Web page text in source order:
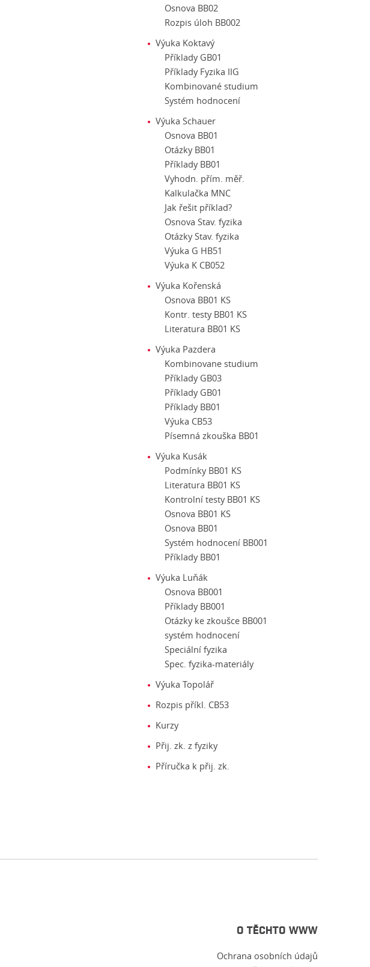
Osnova BB02
Rozpis úloh BB002
Výuka Koktavý
Příklady GB01
Příklady Fyzika IIG
Kombinované studium
Systém hodnocení
Výuka Schauer
Osnova BB01
Otázky BB01
Příklady BB01
Vyhodn. přím. měř.
Kalkulačka MNC
Jak řešit příklad?
Osnova Stav. fyzika
Otázky Stav. fyzika
Výuka G HB51
Výuka K CB052
Výuka Kořenská
Osnova BB01 KS
Kontr. testy BB01 KS
Literatura BB01 KS
Výuka Pazdera
Kombinovane studium
Příklady GB03
Příklady GB01
Příklady BB01
Výuka CB53
Písemná zkouška BB01
Výuka Kusák
Podmínky BB01 KS
Literatura BB01 KS
Kontrolní testy BB01 KS
Osnova BB01 KS
Osnova BB01
Systém hodnocení BB001
Příklady BB01
Výuka Luňák
Osnova BB001
Příklady BB001
Otázky ke zkoušce BB001
systém hodnocení
Speciální fyzika
Spec. fyzika-materiály
Výuka Topolář
Rozpis příkl. CB53
Kurzy
Přij. zk. z fyziky
Příručka k přij. zk.
O TĚCHTO WWW
Ochrana osobních údajů